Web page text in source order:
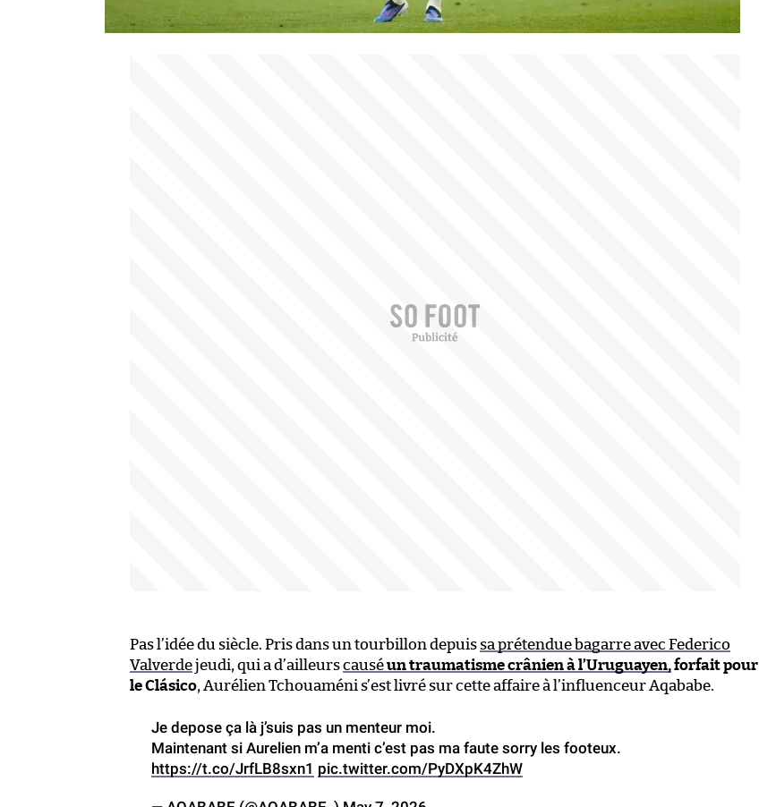
Pas l’idée du siècle. Pris dans un tourbillon depuis sa prétendue bagarre avec Federico
Valverdejeudi, qui a d’ailleurscauséun traumatisme crânien à l’Uruguayen,forfait pour
le Clásico, Aurélien Tchouaméni s’est livré sur cette affaire à l’influenceur Aqababe.
Je depose ça là j’suis pas un menteur moi.
Maintenant si Aurelien m’a menti c’est pas ma faute sorry les footeux.
https://t.co/JrfLB8sxn1 pic.twitter.com/PyDXpK4ZhW